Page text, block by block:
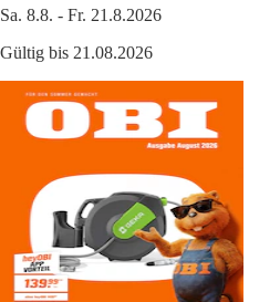
Sa. 8.8. - Fr. 21.8.2026
Gültig bis 21.08.2026